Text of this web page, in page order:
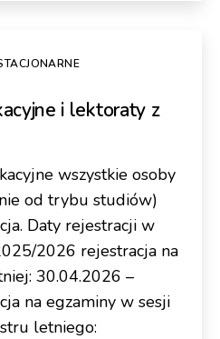
i lektoraty z
wszystkie osoby
od trybu studiów)
Daty rejestracji w
2026 rejestracja na
30.04.2026 –
na egzaminy w sesji
letniego: